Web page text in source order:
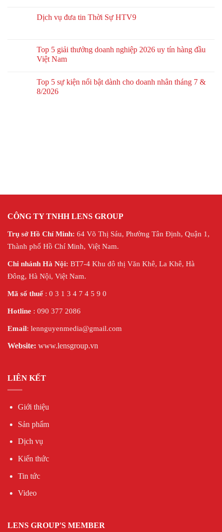
Dịch vụ đưa tin Thời Sự HTV9
Top 5 giải thưởng doanh nghiệp 2026 uy tín hàng đầu
Việt Nam
Top 5 sự kiện nổi bật dành cho doanh nhân tháng 7 &
8/2026
CÔNG TY TNHH LENS GROUP
Trụ sở Hồ Chí Minh: 64 Võ Thị Sáu, Phường Tân Định, Quận 1,
Thành phố Hồ Chí Minh, Việt Nam.
Chi nhánh Hà Nội: BT7-4 Khu đô thị Văn Khê, La Khê, Hà
Đông, Hà Nội, Việt Nam.
Mã số thuế: 0 3 1 3 4 7 4 5 9 0
Hotline : 090 377 2086
Email: lennguyenmedia@gmail.com
Website: www.lensgroup.vn
LIÊN KẾT
Giới thiệu
Sản phẩm
Dịch vụ
Kiến thức
Tin tức
Video
LENS GROUP'S MEMBER